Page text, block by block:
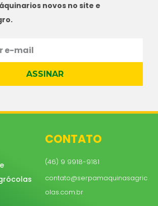
novos no site e
ASSINAR
CONTATO
(46) 9 9918-9181
contato@serpamaquinasagric
olas.com.br